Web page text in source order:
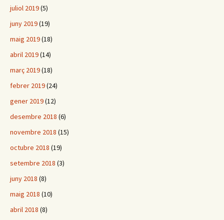
juliol 2019(5)
juny 2019(19)
maig 2019(18)
abril 2019(14)
març 2019(18)
febrer 2019(24)
gener 2019(12)
desembre 2018 (6)
novembre 2018 (15)
octubre 2018 (19)
setembre 2018 (3)
juny 2018 (8)
maig 2018 (10)
abril 2018 (8)